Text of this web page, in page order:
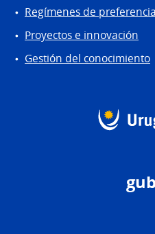
Regímenes de preferencia
Proyectos e innovación
Gestión del conocimiento